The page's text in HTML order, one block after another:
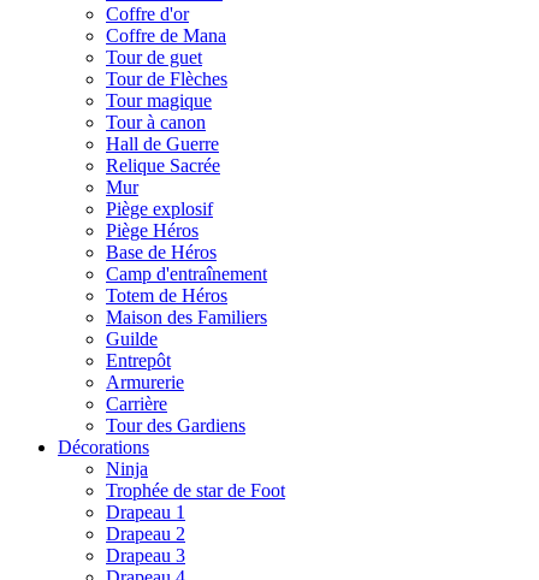
Coffre d'or
Coffre de Mana
Tour de guet
Tour de Flèches
Tour magique
Tour à canon
Hall de Guerre
Relique Sacrée
Mur
Piège explosif
Piège Héros
Base de Héros
Camp d'entraînement
Totem de Héros
Maison des Familiers
Guilde
Entrepôt
Armurerie
Carrière
Tour des Gardiens
Décorations
Ninja
Trophée de star de Foot
Drapeau 1
Drapeau 2
Drapeau 3